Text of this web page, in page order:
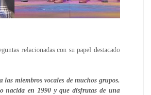
relacionadas con su papel destacado
miembros vocales de muchos grupos.
nacida en 1990 y que disfrutas de una